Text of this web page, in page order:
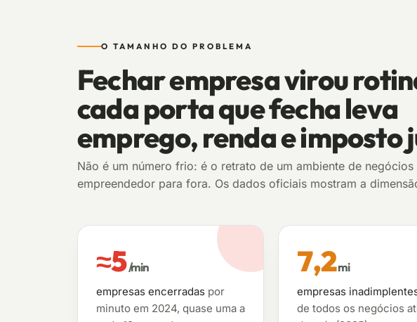
O TAMANHO DO PROBLEMA
Fechar empresa virou
cada porta que fecha leva
emprego, renda e imposto
Não é um número frio: é o retrato de um ambiente de negócios
empreendedor para fora. Os dados oficiais mostram a
≈5/min
empresas encerradas por
minuto em 2024, quase uma a
7,2mi
empresas
de todos os negócios